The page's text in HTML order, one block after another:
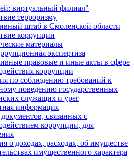
виртуальный филиал"
терроризму
штаб в Смоленской области
коррупции
материалы
экспертиза
правовые и иные акты в сфере
коррупции
по соблюдению требований к
поведению государственных
служащих и урег
информация
связанных с
коррупции, для
о доходах, расходах, об имуществе
имущественного характера